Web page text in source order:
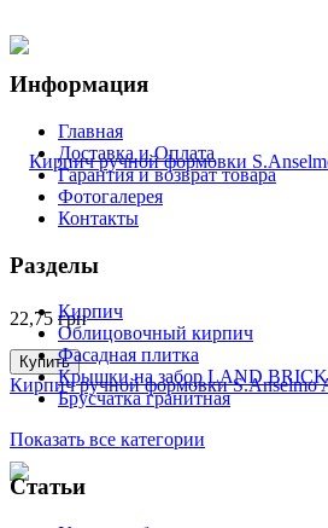
22,75 грн
Купить
Кирпич ручной формовки S.Anselmo
Информация
Главная
Доставка и Оплата
Гарантия и возврат товара
Фотогалерея
Контакты
Разделы
Кирпич
Облицовочный кирпич
Фасадная плитка
Крышки на забор LAND BRICK
Брусчатка гранитная
Показать все категории
Статьи